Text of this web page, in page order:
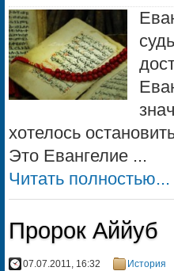
хотелось
Это Евангелие ...
Читать полностью...
Пророк Аййуб
07.07.2011, 16:32 История